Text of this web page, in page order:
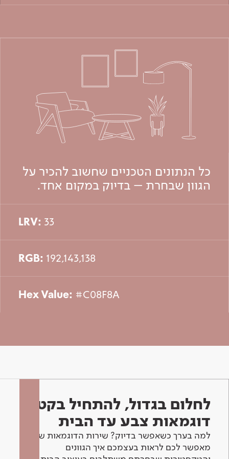
כל הנתונים הטכניים שחשוב להכיר על
הגוון שבחרת – בדיוק במקום אחד.
LRV: 33
RGB: 192,143,138
Hex Value: #C08F8A
לחלום בגדול, להתחיל בקטן -
דוגמאות צבע עד הבית
למה בערך כשאפשר בדיוק? שירות הדוגמאות שלנו
מאפשר לכם לראות בעצמכם איך הגוונים